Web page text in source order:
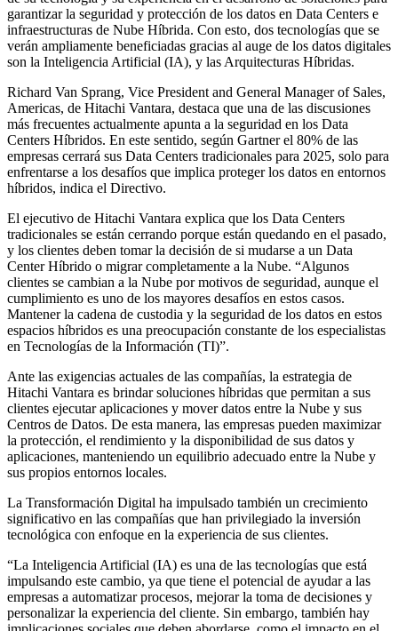
garantizar la seguridad y protección de los datos en Data Centers e
infraestructuras de Nube Híbrida. Con esto, dos tecnologías que se
verán ampliamente beneficiadas gracias al auge de los datos digitales
son la Inteligencia Artificial (IA), y las Arquitecturas Híbridas.
Richard Van Sprang, Vice President and General Manager of Sales,
Americas, de Hitachi Vantara, destaca que una de las discusiones
más frecuentes actualmente apunta a la seguridad en los Data
Centers Híbridos. En este sentido, según Gartner el 80% de las
empresas cerrará sus Data Centers tradicionales para 2025, solo para
enfrentarse a los desafíos que implica proteger los datos en entornos
híbridos, indica el Directivo.
El ejecutivo de Hitachi Vantara explica que los Data Centers
tradicionales se están cerrando porque están quedando en el pasado,
y los clientes deben tomar la decisión de si mudarse a un Data
Center Híbrido o migrar completamente a la Nube. “Algunos
clientes se cambian a la Nube por motivos de seguridad, aunque el
cumplimiento es uno de los mayores desafíos en estos casos.
Mantener la cadena de custodia y la seguridad de los datos en estos
espacios híbridos es una preocupación constante de los especialistas
en Tecnologías de la Información (TI)”.
Ante las exigencias actuales de las compañías, la estrategia de
Hitachi Vantara es brindar soluciones híbridas que permitan a sus
clientes ejecutar aplicaciones y mover datos entre la Nube y sus
Centros de Datos. De esta manera, las empresas pueden maximizar
la protección, el rendimiento y la disponibilidad de sus datos y
aplicaciones, manteniendo un equilibrio adecuado entre la Nube y
sus propios entornos locales.
La Transformación Digital ha impulsado también un crecimiento
significativo en las compañías que han privilegiado la inversión
tecnológica con enfoque en la experiencia de sus clientes.
“La Inteligencia Artificial (IA) es una de las tecnologías que está
impulsando este cambio, ya que tiene el potencial de ayudar a las
empresas a automatizar procesos, mejorar la toma de decisiones y
personalizar la experiencia del cliente. Sin embargo, también hay